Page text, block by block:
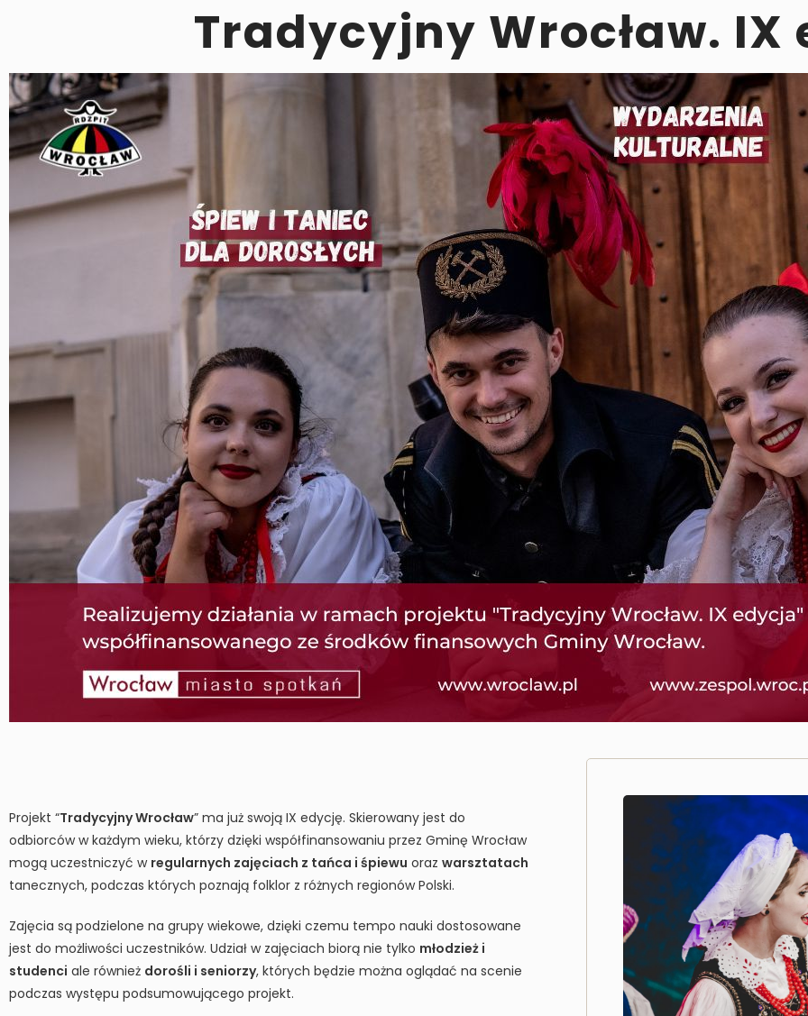
Tradycyjny Wrocław. IX
Projekt “Tradycyjny Wrocław” ma już swoją IX edycję. Skierowany jest do
odbiorców w każdym wieku, którzy dzięki współfinansowaniu przez Gminę Wrocław
mogą uczestniczyć w regularnych zajęciach z tańca i śpiewu oraz warsztatach
tanecznych, podczas których poznają folklor z różnych regionów Polski.
Zajęcia są podzielone na grupy wiekowe, dzięki czemu tempo nauki dostosowane
jest do możliwości uczestników. Udział w zajęciach biorą nie tylko młodzież i
studenci ale również dorośli i seniorzy, których będzie można oglądać na scenie
podczas występu podsumowującego projekt.